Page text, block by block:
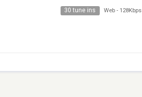
30 tune ins Web - 128Kbps